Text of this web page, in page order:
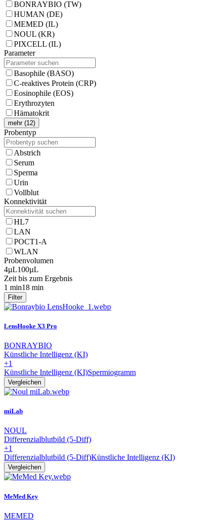
BONRAYBIO (TW)
HUMAN (DE)
MEMED (IL)
NOUL (KR)
PIXCELL (IL)
Parameter
Basophile (BASO)
C-reaktives Protein (CRP)
Eosinophile (EOS)
Erythrozyten
Hämatokrit
mehr (12)
Probentyp
Abstrich
Serum
Sperma
Urin
Vollblut
Konnektivität
HL7
LAN
POCT1-A
WLAN
Probenvolumen
4µL100µL
Zeit bis zum Ergebnis
1 min18 min
Filter
LensHooke X3 Pro
BONRAYBIO
Künstliche Intelligenz (KI)
+1
Künstliche Intelligenz (KI)Spermiogramm
Vergleichen
miLab
NOUL
Differenzialblutbild (5-Diff)
+1
Differenzialblutbild (5-Diff)Künstliche Intelligenz (KI)
Vergleichen
MeMed Key
MEMED